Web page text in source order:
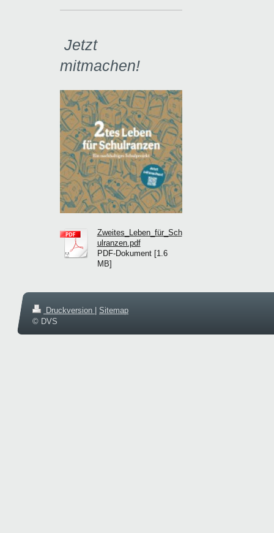
Jetzt
mitmachen!
Zweites_Leben_für_Sch
ulranzen.pdf
PDF-Dokument [1.6
MB]
Druckversion | Sitemap
© DVS